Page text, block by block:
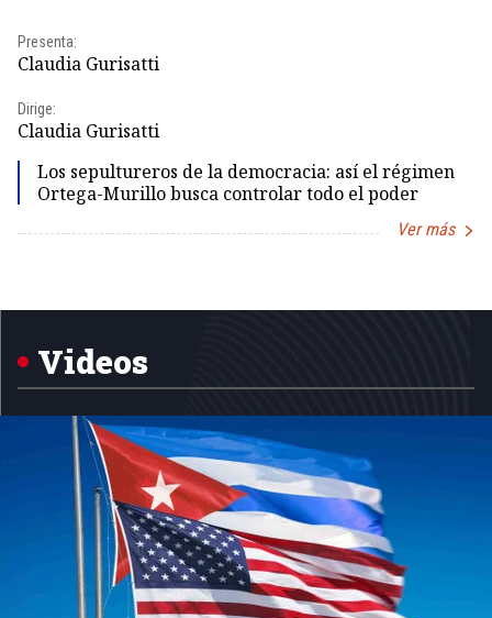
Presenta:
Claudia Gurisatti
Dirige:
Claudia Gurisatti
Los sepultureros de la democracia: así el régimen
Ortega-Murillo busca controlar todo el poder
Ver más
5
Videos